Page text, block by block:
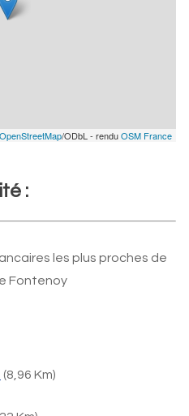
OpenStreetMap/ODbL - renduOSM France
:
les plus proches de
Fontenoy
(8,96 Km)